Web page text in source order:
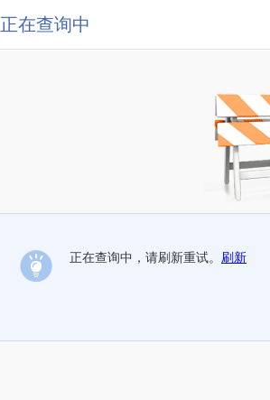
正在查询中
正在查询中，请刷新重试。 刷新